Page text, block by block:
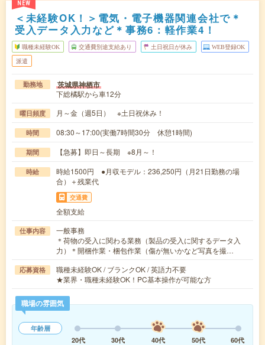
NEW
＜未経験OK！＞電気・電子機器関連会社で＊
受入データ入力など＊事務6：軽作業4！
職種未経験OK 交通費別途支給あり 土日祝日が休み WEB登録OK
派遣
勤務地 茨城県神栖市
下総橘駅から車12分
曜日頻度 月～金（週5日） ※土日祝休み！
時間 08:30～17:00(実働7時間30分 休憩1時間)
期間 【急募】即日～長期 ※8月～！
時給
時給1500円 ●月収モデル：236,250円（月21日勤務の場
合）＋残業代
交通費
全額支給
仕事内容
一般事務
＊荷物の受入に関わる業務（製品の受入に関するデータ入
力）＊開梱作業・梱包作業（傷が無いかなど写真を撮…
応募資格
職種未経験OK / ブランクOK / 英語力不要
★業界・職種未経験OK！PC基本操作が可能な方
職場の雰囲気
年齢層
20代
30代 40代 50代
60代